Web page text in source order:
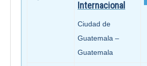
Internacional
Ciudad de
Guatemala –
Guatemala